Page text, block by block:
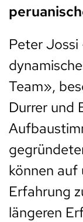
Peter Jossi
Team»,
Durrer und
können auf
Erfahrung
längeren